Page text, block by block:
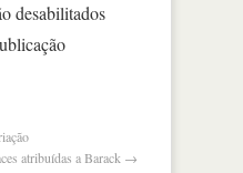
desabilitados
atribuídas a Barack →